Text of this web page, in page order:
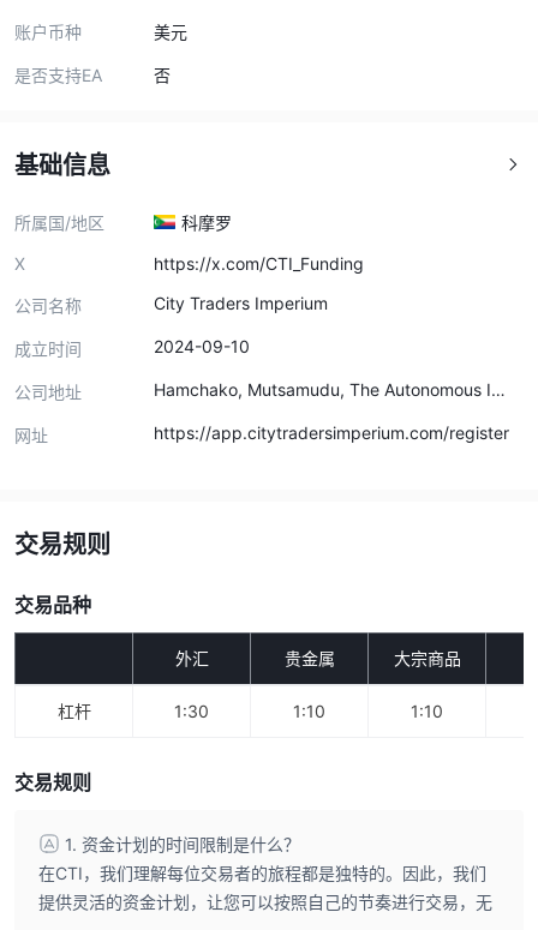
账户币种 美元
是否支持EA 否
基础信息
所属国/地区
科摩罗
X
https://x.com/CTI_Funding
公司名称 City Traders Imperium
成立时间 2024-09-10
公司地址
Hamchako, Mutsamudu, The Autonomous Isl
网址
https://app.citytradersimperium.com/register
交易规则
交易品种
外汇 贵金属 大宗商品
杠杆 1:30 1:10 1:10
交易规则
1. 资金计划的时间限制是什么？
在CTI，我们理解每位交易者的旅程都是独特的。因此，我们
提供灵活的资金计划，让您可以按照自己的节奏进行交易，无